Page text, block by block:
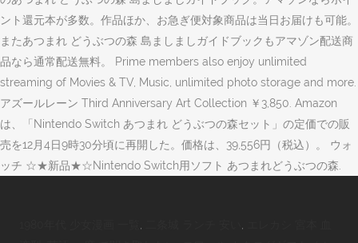
ント還元本が多数。作品ほか、お急ぎ便対象商品は当日お届けも可能。
またあつまれ どうぶつの森 島ましましガイドブックもアマゾン配送商
品なら通常配送無料。 Prime members also enjoy unlimited
streaming of Movies & TV, Music, unlimited photo storage and more.
アズールレーン Third Anniversary Art Collection ￥3,850. Amazon
は、「Nintendo Switch あつまれ どうぶつの森セット」の定価での販
売を12月4日9時30分頃に再開した。価格は、39,556円（税込）。 ウォ
ッチ ☆★新品★☆Nintendo Switch用ソフト あつまれどうぶつの森.